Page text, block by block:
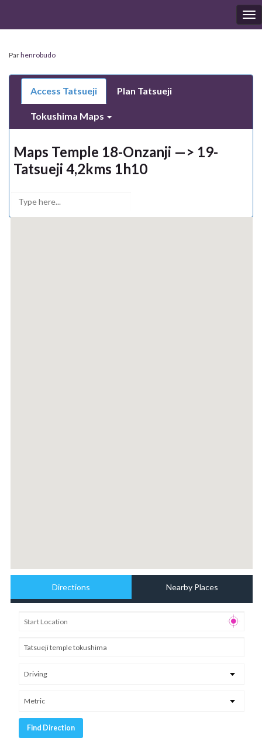
Parhenrobudo
Access Tatsueji Plan Tatsueji
Tokushima Maps
Maps Temple 18-Onzanji —> 19-
Tatsueji 4,2kms 1h10
Directions Nearby Places